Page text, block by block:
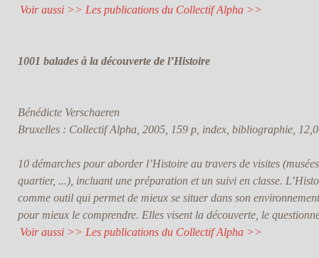
Voir aussi >> Les publications du Collectif Alpha >>
1001 balades à la découverte de l’Histoire
Bénédicte Verschaeren
Bruxelles : Collectif Alpha, 2005, 159 p, index, bibliographie,
10 démarches pour aborder l’Histoire au travers de visites
quartier, ...), incluant une préparation et un suivi en classe.
comme outil qui permet de mieux se situer dans son
pour mieux le comprendre. Elles visent la découverte, le
Voir aussi >> Les publications du Collectif Alpha >>